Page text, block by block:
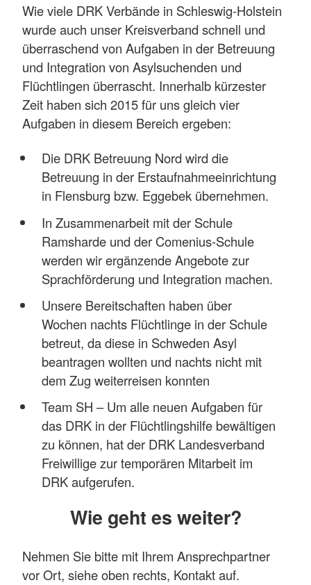
Wie viele DRK Verbände in Schleswig-Holstein
wurde auch unser Kreisverband schnell und
überraschend von Aufgaben in der Betreuung
und Integration von Asylsuchenden und
Flüchtlingen überrascht. Innerhalb kürzester
Zeit haben sich 2015 für uns gleich vier
Aufgaben in diesem Bereich ergeben:
Die DRK Betreuung Nord wird die
Betreuung in der Erstaufnahmeeinrichtung
in Flensburg bzw. Eggebek übernehmen.
In Zusammenarbeit mit der Schule
Ramsharde und der Comenius-Schule
werden wir ergänzende Angebote zur
Sprachförderung und Integration machen.
Unsere Bereitschaften haben über
Wochen nachts Flüchtlinge in der Schule
betreut, da diese in Schweden Asyl
beantragen wollten und nachts nicht mit
dem Zug weiterreisen konnten
Team SH – Um alle neuen Aufgaben für
das DRK in der Flüchtlingshilfe bewältigen
zu können, hat der DRK Landesverband
Freiwillige zur temporären Mitarbeit im
DRK aufgerufen.
Wie geht es weiter?
Nehmen Sie bitte mit Ihrem Ansprechpartner
vor Ort, siehe oben rechts, Kontakt auf.